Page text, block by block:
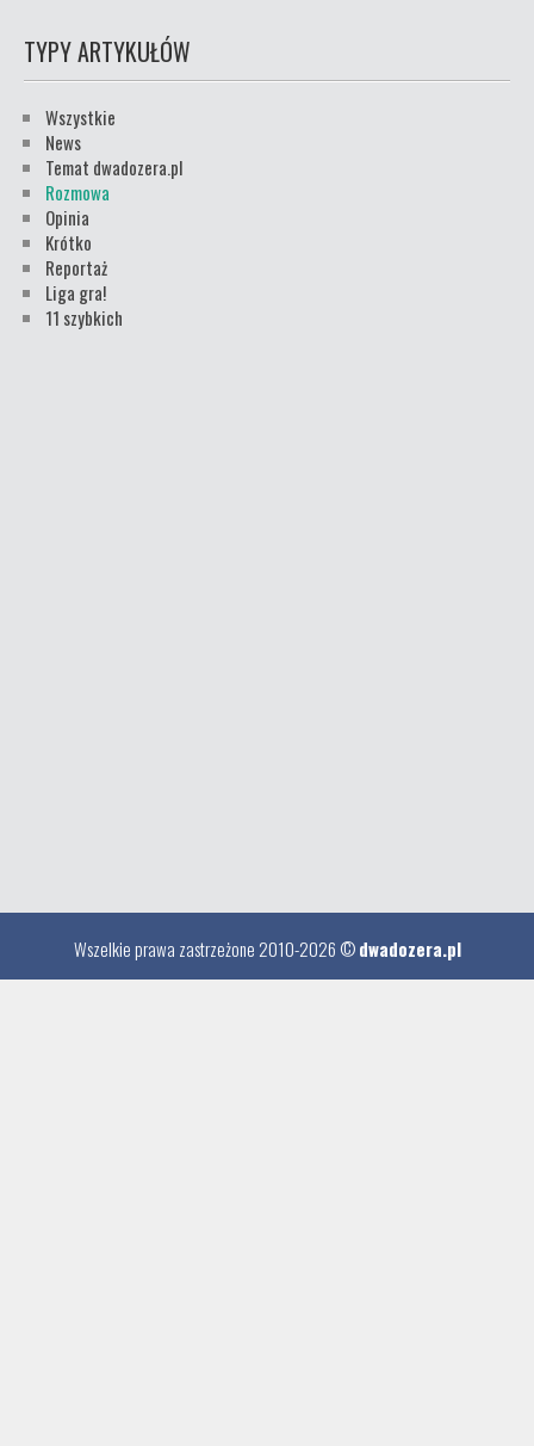
TYPY ARTYKUŁÓW
Wszystkie
News
Temat dwadozera.pl
Rozmowa
Opinia
Krótko
Reportaż
Liga gra!
11 szybkich
Wszelkie prawa zastrzeżone 2010-2026 ©dwadozera.pl